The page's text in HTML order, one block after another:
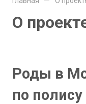
О
Роды в
по